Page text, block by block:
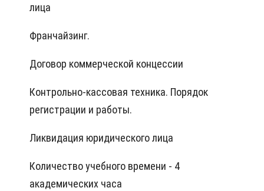
лица
Франчайзинг.
Договор коммерческой концессии
Контрольно-кассовая техника. Порядок
регистрации и работы.
Ликвидация юридического лица
Количество учебного времени - 4
академических часа